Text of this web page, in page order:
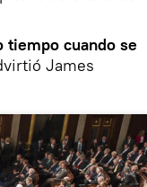
tiempo cuando se
James